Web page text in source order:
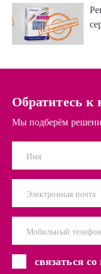
Обратитесь к
Мы подберём
Имя
Электронная почта
Мобильный телефон
связаться